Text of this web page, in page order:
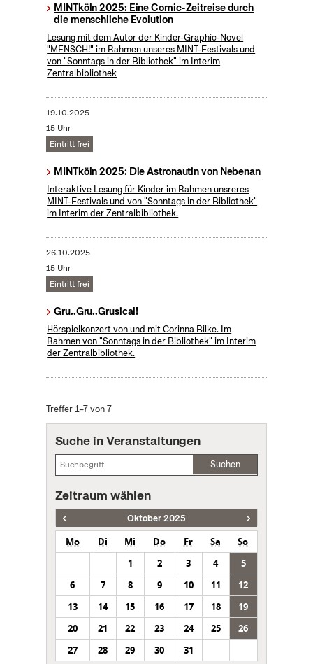
MINTköln 2025: Eine Comic-Zeitreise durch
die menschliche Evolution
Lesung mit dem Autor der Kinder-Graphic-Novel
"MENSCH!" im Rahmen unseres MINT-Festivals und
von "Sonntags in der Bibliothek" im Interim
Zentralbibliothek
19.10.2025
15 Uhr
Eintritt frei
MINTköln 2025: Die Astronautin von Nebenan
Interaktive Lesung für Kinder im Rahmen unsreres
MINT-Festivals und von "Sonntags in der Bibliothek"
im Interim der Zentralbibliothek.
26.10.2025
15 Uhr
Eintritt frei
Gru..Gru..Grusical!
Hörspielkonzert von und mit Corinna Bilke. Im
Rahmen von "Sonntags in der Bibliothek" im Interim
der Zentralbibliothek.
Treffer 1–7 von 7
Suche in Veranstaltungen
Suchen
Zeitraum wählen
Oktober 2025
Mo Di Mi Do Fr Sa
So
1
2 3 4
5
6
7 8 9 10 11
12
13
14 15 16 17 18
19
20
21 22 23 24 25
26
27
28 29 30 31